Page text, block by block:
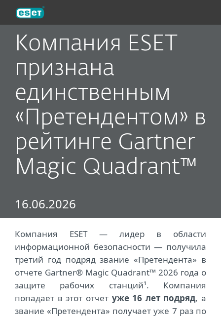
Компания ESET
признана
единственным
«Претендентом» в
рейтинге Gartner
Magic Quadrant™
16.06.2026
Компания ESET — лидер в области
информационной безопасности — получила
третий год подряд звание «Претендента» в
отчете Gartner® Magic Quadrant™ 2026 года о
защите рабочих станций¹. Компания
попадает в этот отчет уже 16 лет подряд, а
звание «Претендента» получает уже 7 раз по
ESET